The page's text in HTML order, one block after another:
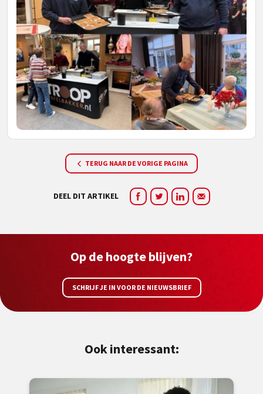
TERUG NAAR DE VORIGE PAGINA
DEEL DIT ARTIKEL
Op de hoogte blijven?
SCHRIJF JE IN VOOR DE NIEUWSBRIEF
Ook interessant: